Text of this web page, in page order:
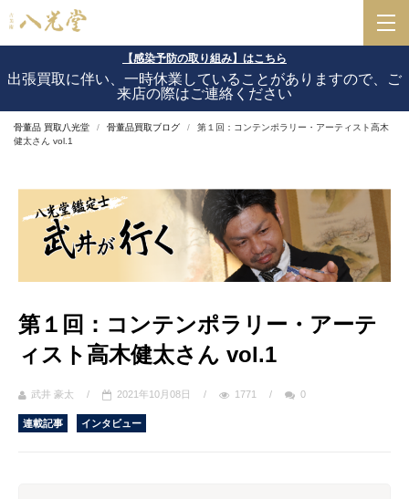
【感染予防の取り組み】はこちら
出張買取に伴い、一時休業していることがありますので、ご
来店の際はご連絡ください
骨董品 買取八光堂 骨董品買取ブログ
第１回：コンテンポラリー・アーティスト高木
健太さん vol.1
第１回：コンテンポラリー・アーテ
ィスト高木健太さん vol.1
武井 豪太 / 2021年10月08日 / 1771 / 0
連載記事 インタビュー